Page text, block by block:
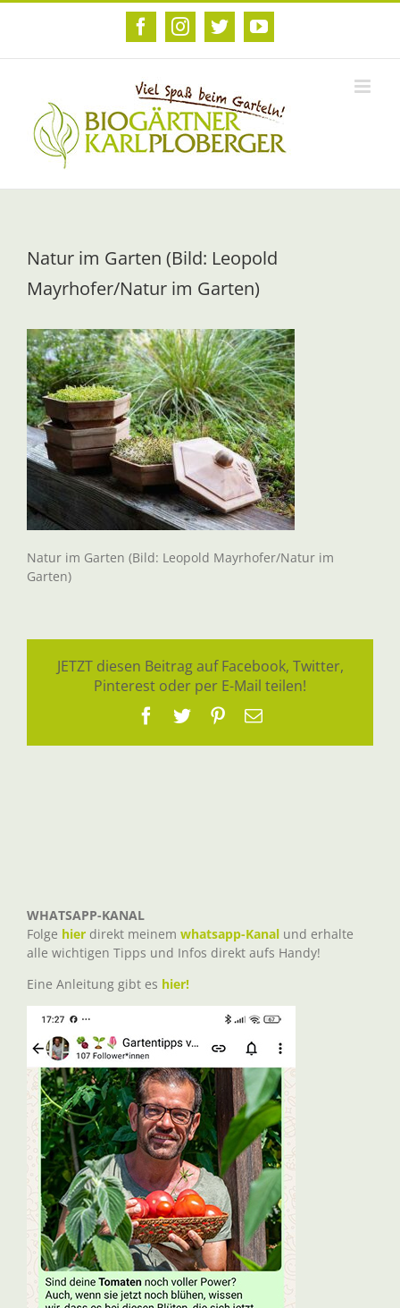
Zum
FacebookInstagram
TwitterYouTube
Natur im Garten (Bild: Leopold
Mayrhofer/Natur im Garten)
Natur im Garten (Bild: Leopold Mayrhofer/Natur im
Garten)
JETZT diesen Beitrag auf Facebook, Twitter,
Pinterest oder per E-Mail teilen!
Facebook
TwitterPinterest
E-
WHATSAPP-KANAL
Folge hier direkt meinem whatsapp-Kanal und erhalte
alle wichtigen Tipps und Infos direkt aufs Handy!
Eine Anleitung gibt es hier!